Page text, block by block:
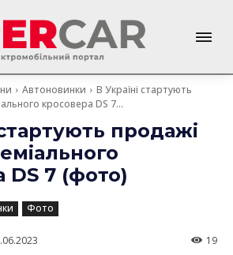
Автоновинки
В Україні стартують
кросовера DS 7...
продажі
DS 7 (фото)
Фото
19